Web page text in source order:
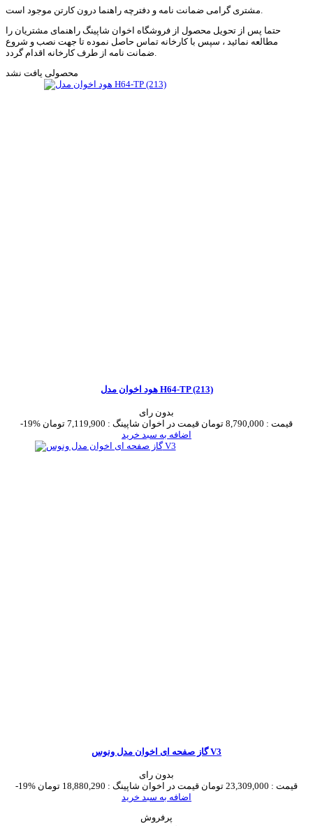
حتما پس از تحویل محصول از فروشگاه اخوان شاپینگ راهنمای مشتریان را
مطالعه نمائید ، سپس با کارخانه تماس حاصل نموده تا جهت نصب و شروع
محصولی یافت نشد
هود اخوان مدل H64-TP (213)
بدون رای
-19%
قیمت : 8,790,000 تومان قیمت در اخوان شاپینگ : 7,119,900 تومان
اضافه به سبد خرید
گاز صفحه ای اخوان مدل ونوس V3
بدون رای
-19%
قیمت : 23,309,000 تومان قیمت در اخوان شاپینگ : 18,880,290 تومان
اضافه به سبد خرید
پرفروش